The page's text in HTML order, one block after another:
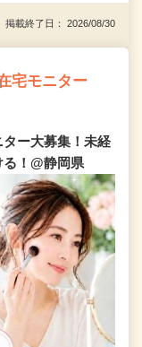
載終了日： 2026/08/30
宅モニター
ー大募集！未経
！@静岡県